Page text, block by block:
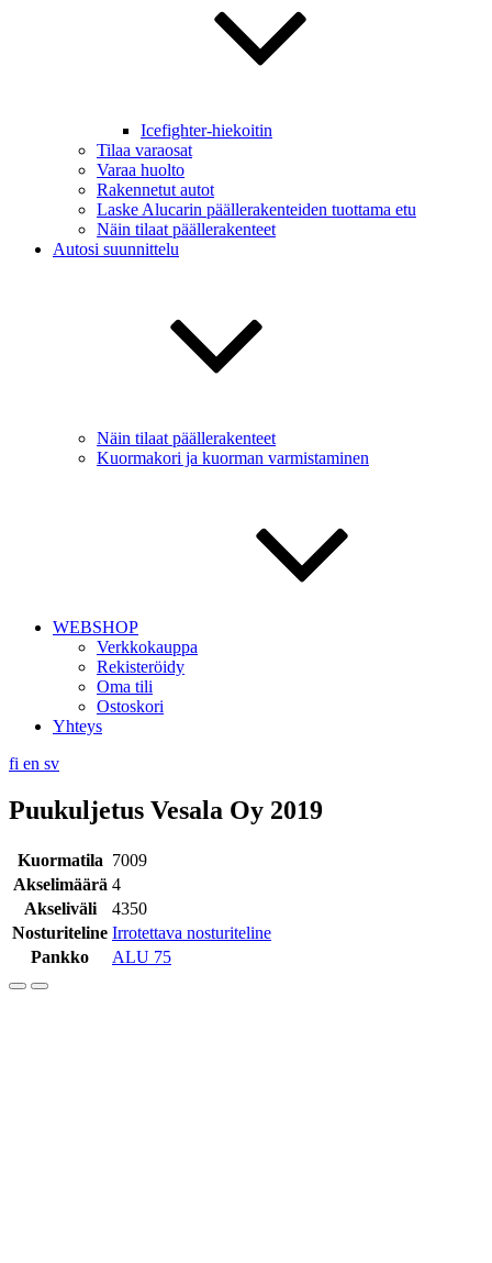
Icefighter-hiekoitin
Tilaa varaosat
Varaa huolto
Rakennetut autot
Laske Alucarin päällerakenteiden tuottama etu
Näin tilaat päällerakenteet
Autosi suunnittelu
Näin tilaat päällerakenteet
Kuormakori ja kuorman varmistaminen
WEBSHOP
Verkkokauppa
Rekisteröidy
Oma tili
Ostoskori
Yhteys
fi en sv
Puukuljetus Vesala Oy 2019
Kuormatila 7009
Akselimäärä 4
Akseliväli
4350
Nosturiteline Irrotettava nosturiteline
Pankko
ALU 75